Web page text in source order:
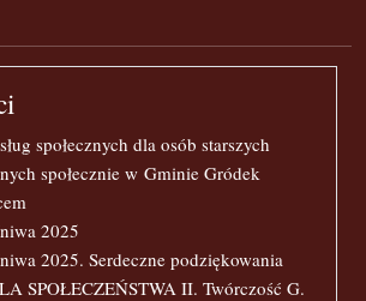
społecznych dla osób starszych
społecznie w Gminie Gródek
2025
2025. Serdeczne podziękowania
SPOŁECZEŃSTWA II. Twórczość G.